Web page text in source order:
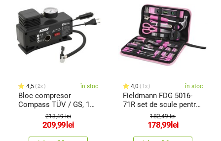
4,5 2x în stoc
Bloc compresor
Compass TÜV / GS, 12
213,49 lei
209,99 lei
4,0 1x în stoc
Fieldmann FDG 5016-
71R set de scule pentru
182,49 lei
178,99 lei